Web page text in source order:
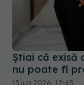
Știai că exisă
nu poate fi
13 iun 2026, 12:45